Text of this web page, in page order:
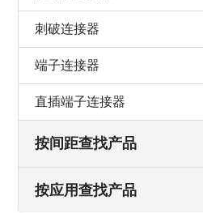
刺破连接器
端子连接器
直插端子连接器
按间距查找产品
按应用查找产品